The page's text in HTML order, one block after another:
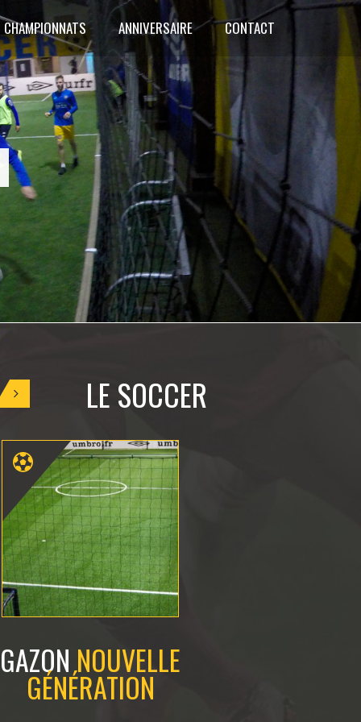
CHAMPIONNATS ANNIVERSAIRE CONTACT
LE SOCCER
GAZONNOUVELLE
GÉNÉRATION